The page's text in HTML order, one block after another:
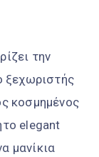
την
ξεχωριστής
κοσμημένος
elegant
μανίκια